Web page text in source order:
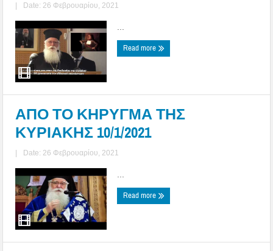
| Date: 26 Φεβρουαρίου, 2021
Read more
ΑΠΟ ΤΟ ΚΗΡΥΓΜΑ ΤΗΣ
ΚΥΡΙΑΚΗΣ 10/1/2021
| Date: 26 Φεβρουαρίου, 2021
Read more